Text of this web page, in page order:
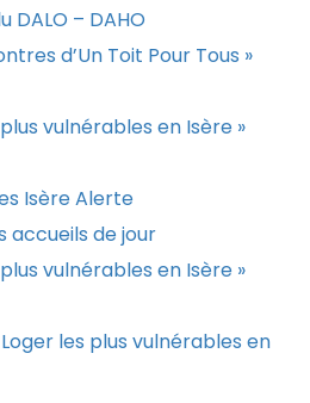
DALO – DAHO
d’Un Toit Pour Tous »
vulnérables en Isère »
Isère Alerte
accueils de jour
vulnérables en Isère »
les plus vulnérables en